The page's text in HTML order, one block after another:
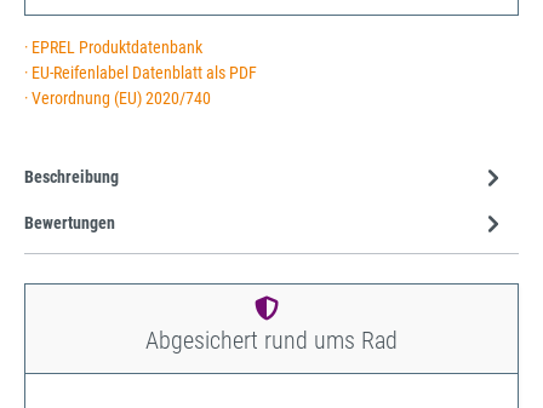
· EPREL Produktdatenbank
· EU-Reifenlabel Datenblatt als PDF
· Verordnung (EU) 2020/740
Beschreibung
Bewertungen
Abgesichert rund ums Rad